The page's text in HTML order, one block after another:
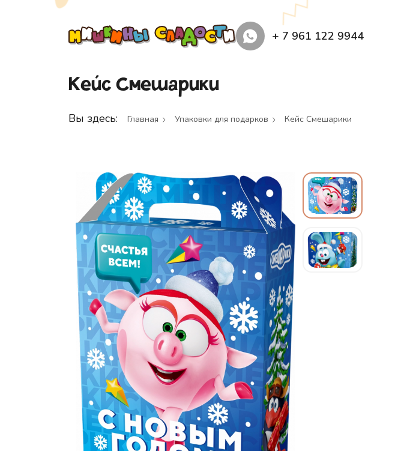
+ 7 961 122 9944
Кейс Смешарики
Вы здесь: Главная Упаковки для подарков Кейс Смешарики